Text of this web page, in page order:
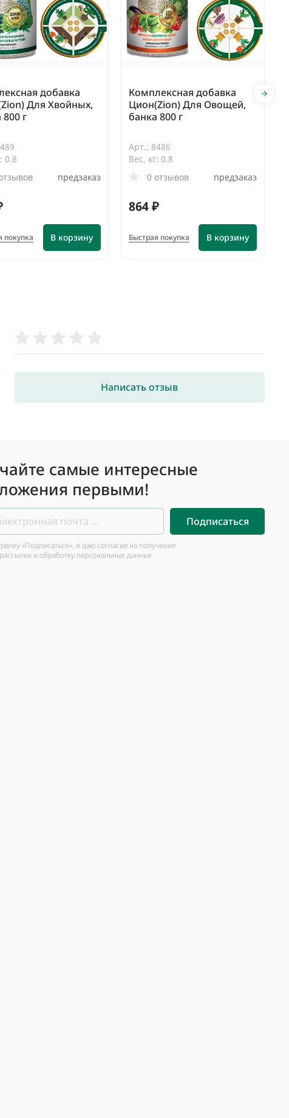
добавка
Для Хвойных,
г
0.8
предзаказ
В корзину
покупка
Комплексная добавка
Цион(Zion) Для Овощей,
банка 800 г
Арт.: 8486
Вес, кг: 0.8
0 отзывов
предзаказ
864 ₽
В корзину
Быстрая покупка
Написать отзыв
самые интересные
первыми!
Подписаться
«Подписаться», я даю согласие на получение
и обработку персональных данных